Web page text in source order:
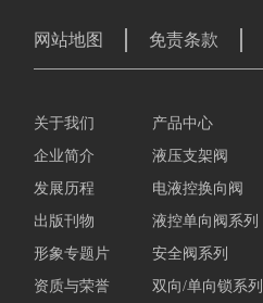
网站地图 免责条款
关于我们
企业简介
发展历程
出版刊物
形象专题片
资质与荣誉
产品中心
液压支架阀
电液控换向阀
液控单向阀系列
安全阀系列
双向/单向锁系列